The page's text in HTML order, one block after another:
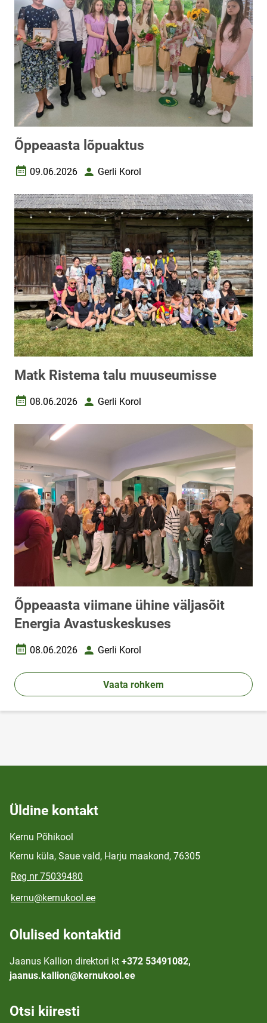
Õppeaasta lõpuaktus
Loomise kuupäev
09.06.2026 AutorGerli Korol
Matk Ristema talu muuseumisse
Loomise kuupäev
08.06.2026 AutorGerli Korol
Õppeaasta viimane ühine väljasõit
Energia Avastuskeskuses
Loomise kuupäev
08.06.2026 AutorGerli Korol
Vaata rohkem
Üldine kontakt
Kernu Põhikool
Kernu küla, Saue vald, Harju maakond, 76305
Reg nr 75039480
kernu@kernukool.ee
Olulised kontaktid
Jaanus Kallion direktori kt +372 53491082,
jaanus.kallion@kernukool.ee
Otsi kiiresti